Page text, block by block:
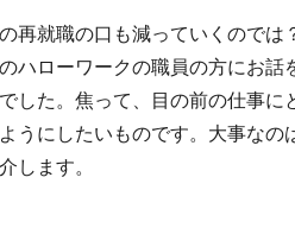
再就職の口も減っていくのでは
ハローワークの職員の方にお話
した。焦って、目の前の仕事に
うにしたいものです。大事なの
します。